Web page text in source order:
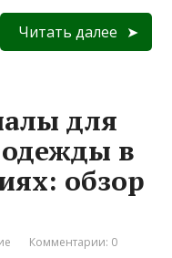
Читать далее
для
в
обзор
Комментарии: 0